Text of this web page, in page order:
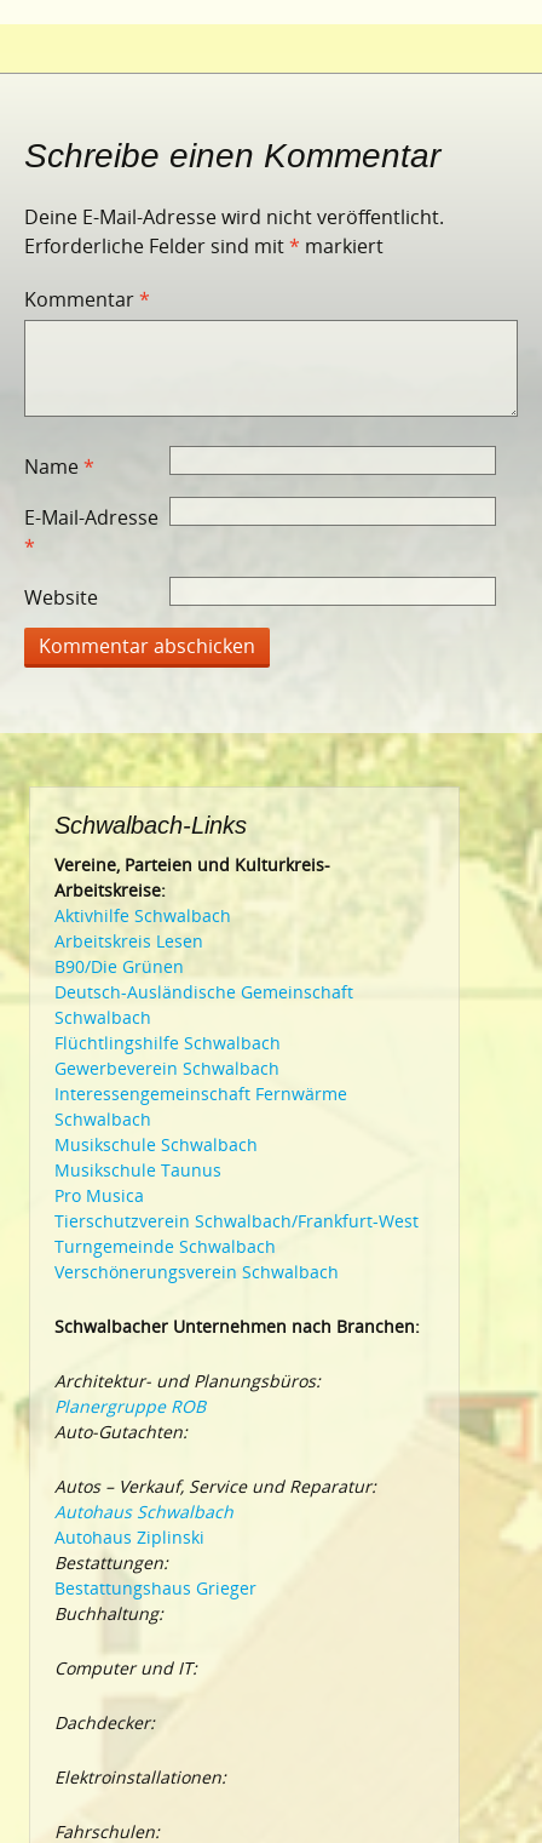
Schreibe einen Kommentar
Deine E-Mail-Adresse wird nicht veröffentlicht.
Erforderliche Felder sind mit* markiert
Kommentar*
Name*
E-Mail-Adresse
*
Website
Schwalbach-Links
Vereine, Parteien und Kulturkreis-
Arbeitskreise:
Aktivhilfe Schwalbach
Arbeitskreis Lesen
B90/Die Grünen
Deutsch-Ausländische Gemeinschaft
Schwalbach
Flüchtlingshilfe Schwalbach
Gewerbeverein Schwalbach
Interessengemeinschaft Fernwärme
Schwalbach
Musikschule Schwalbach
Musikschule Taunus
Pro Musica
Tierschutzverein Schwalbach/Frankfurt-West
Turngemeinde Schwalbach
Verschönerungsverein Schwalbach
Schwalbacher Unternehmen nach Branchen:
Architektur- und Planungsbüros:
Planergruppe ROB
Auto-Gutachten:
Autos – Verkauf, Service und Reparatur:
Autohaus Schwalbach
Autohaus Ziplinski
Bestattungen:
Bestattungshaus Grieger
Buchhaltung:
Computer und IT:
Dachdecker:
Elektroinstallationen:
Fahrschulen: